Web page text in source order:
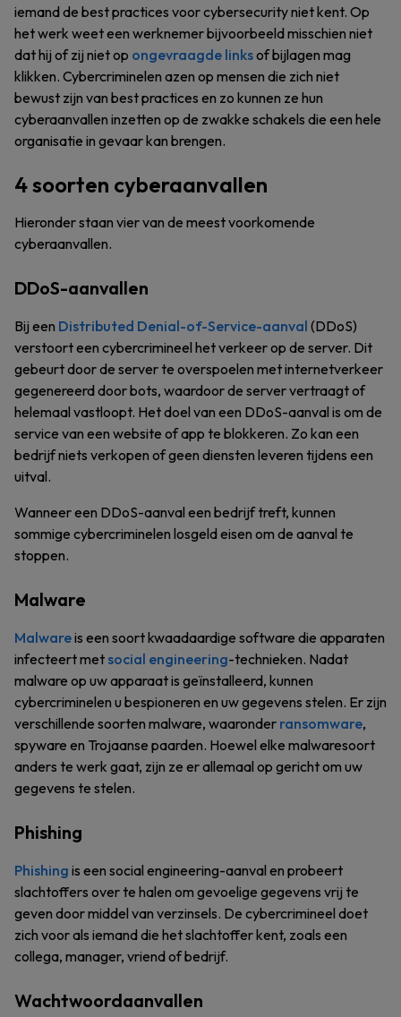
iemand de best practices voor cybersecurity niet kent. Op
het werk weet een werknemer bijvoorbeeld misschien niet
dat hij of zij niet op ongevraagde linksof bijlagen mag
klikken. Cybercriminelen azen op mensen die zich niet
bewust zijn van best practices en zo kunnen ze hun
cyberaanvallen inzetten op de zwakke schakels die een hele
organisatie in gevaar kan brengen.
4 soorten cyberaanvallen
Hieronder staan vier van de meest voorkomende
cyberaanvallen.
DDoS-aanvallen
Bij een Distributed Denial-of-Service-aanval (DDoS)
verstoort een cybercrimineel het verkeer op de server. Dit
gebeurt door de server te overspoelen met internetverkeer
gegenereerd door bots, waardoor de server vertraagt of
helemaal vastloopt. Het doel van een DDoS-aanval is om de
service van een website of app te blokkeren. Zo kan een
bedrijf niets verkopen of geen diensten leveren tijdens een
uitval.
Wanneer een DDoS-aanval een bedrijf treft, kunnen
sommige cybercriminelen losgeld eisen om de aanval te
stoppen.
Malware
Malwareis een soort kwaadaardige software die apparaten
infecteert met social engineering-technieken. Nadat
malware op uw apparaat is geïnstalleerd, kunnen
cybercriminelen u bespioneren en uw gegevens stelen. Er zijn
verschillende soorten malware, waaronder ransomware,
spyware en Trojaanse paarden. Hoewel elke malwaresoort
anders te werk gaat, zijn ze er allemaal op gericht om uw
gegevens te stelen.
Phishing
Phishing is een social engineering-aanval en probeert
slachtoffers over te halen om gevoelige gegevens vrij te
geven door middel van verzinsels. De cybercrimineel doet
zich voor als iemand die het slachtoffer kent, zoals een
collega, manager, vriend of bedrijf.
Wachtwoordaanvallen